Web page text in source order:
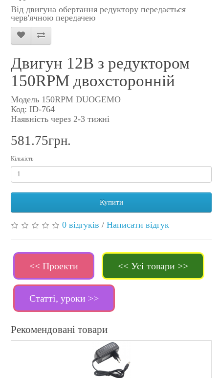
Від двигуна обертання редуктору передається
черв'ячною передачею
Двигун 12В з редуктором
150RPM двохсторонній
Модель 150RPM DUOGEMO
Код: ID-764
Наявність через 2-3 тижні
581.75грн.
Кількість
Купити
0 відгуків / Написати відгук
<< Проекти << Усі товари >>
Статті, уроки >>
Рекомендовані товари